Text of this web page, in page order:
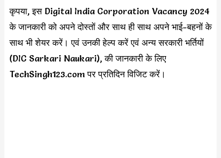
कृपया, इस Digital India Corporation Vacancy 2024
के जानकारी को अपने दोस्तों और साथ ही साथ अपने भाई-बहनों के
साथ भी शेयर करें। एवं उनकी हेल्प करें एवं अन्य सरकारी भर्तियों
(DIC Sarkari Naukari), की जानकारी के लिए
TechSingh123.com पर प्रतिदिन विजिट करें।